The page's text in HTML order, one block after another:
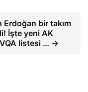
Erdoğan bir takım
İşte yeni AK
listesi … →